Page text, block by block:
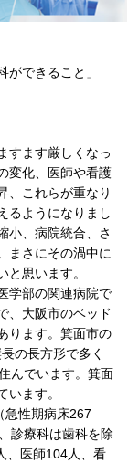
ができること」
すます厳しくなっ
変化、医師や看護
、これらが重なり
るようになりまし
小、病院統合、さ
まさにその渦中に
思います。
学部の関連病院で
、大阪市のベッド
ります。箕面市の
の長方形で多く
んでいます。箕面
ます。
急性期病床267
診療科は歯科を除
、医師104人、看